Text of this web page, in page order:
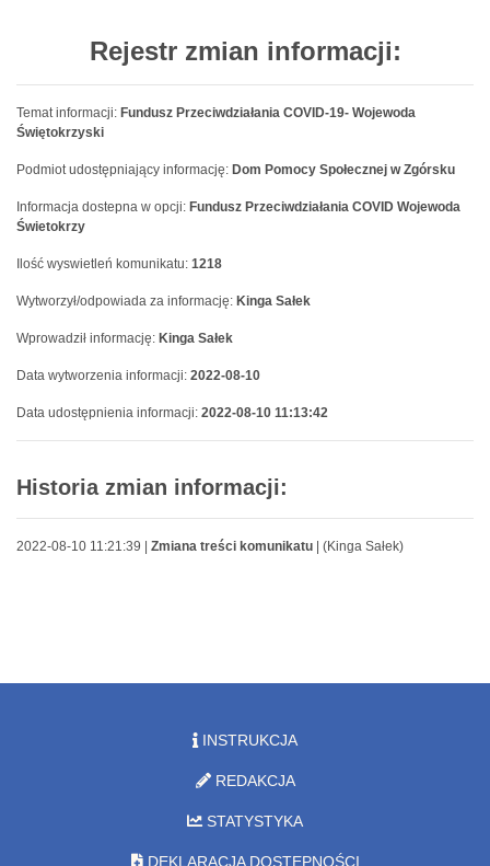
Rejestr zmian informacji:
Temat informacji: Fundusz Przeciwdziałania COVID-19- Wojewoda
Świętokrzyski
Podmiot udostępniający informację: Dom Pomocy Społecznej w Zgórsku
Informacja dostepna w opcji: Fundusz Przeciwdziałania COVID Wojewoda
Świetokrzy
Ilość wyswietleń komunikatu: 1218
Wytworzył/odpowiada za informację: Kinga Sałek
Wprowadził informację: Kinga Sałek
Data wytworzenia informacji: 2022-08-10
Data udostępnienia informacji: 2022-08-10 11:13:42
Historia zmian informacji:
2022-08-10 11:21:39 | Zmiana treści komunikatu | (Kinga Sałek)
INSTRUKCJA
REDAKCJA
STATYSTYKA
DEKLARACJA DOSTĘPNOŚCI